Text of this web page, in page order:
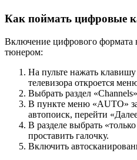
Как поймать цифровые
Включение цифрового
тюнером:
На пульте нажать
телевизора откроется
Выбрать раздел
В пункте меню «AUTO»
автопоиск, перейти
В разделе выбрать
проставить галочку.
Включить